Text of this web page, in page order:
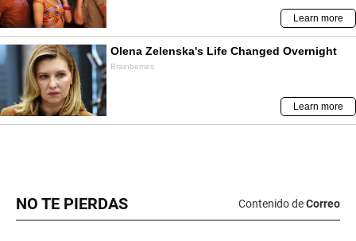
NO TE PIERDAS Contenido deCorreo